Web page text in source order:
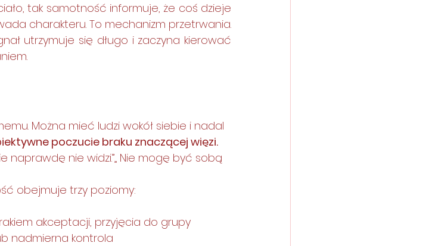
tak samotność informuje, że coś dzieje
charakteru. To mechanizm przetrwania.
utrzymuje się długo i zaczyna kierować
Można mieć ludzi wokół siebie i nadal
poczucie braku znaczącej więzi.
naprawdę nie widzi.”„ Nie mogę być sobą
obejmuje trzy poziomy:
akceptacji, przyjęcia do grupy
nadmierna kontrola